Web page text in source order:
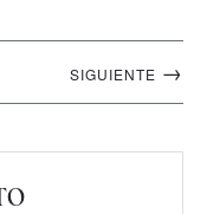
SIGUIENTE →